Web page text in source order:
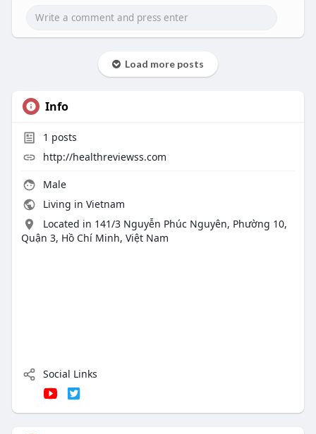
Load more posts
Info
1 posts
http://healthreviewss.com
Male
Living in Vietnam
Located in 141/3 Nguyễn Phúc Nguyên, Phường 10,
Quận 3, Hồ Chí Minh, Việt Nam
Social Links